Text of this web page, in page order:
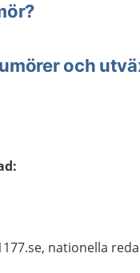
och
:
nationella